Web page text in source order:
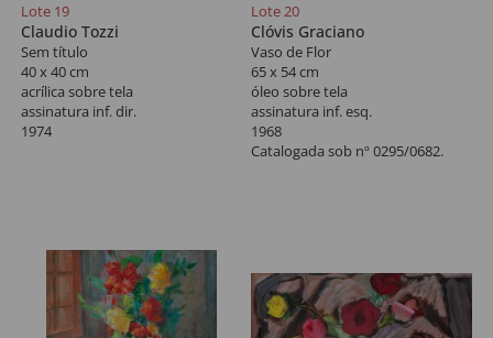
Lote 19
Claudio Tozzi
Sem título
40 x 40 cm
acrílica sobre tela
assinatura inf. dir.
1974
Lote 20
Clóvis Graciano
Vaso de Flor
65 x 54 cm
óleo sobre tela
assinatura inf. esq.
1968
Catalogada sob nº 0295/0682.